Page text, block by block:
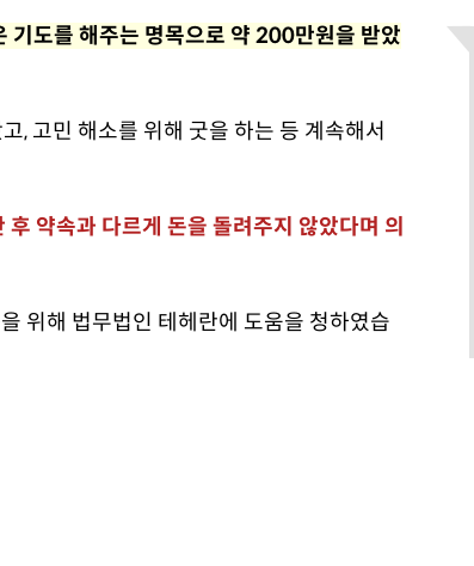
기도를 해주는 명목으로 약 200만원을 받았
, 고민 해소를 위해 굿을 하는 등 계속해서
약속과 다르게 돈을 돌려주지 않았다며 의
위해 법무법인 테헤란에 도움을 청하였습